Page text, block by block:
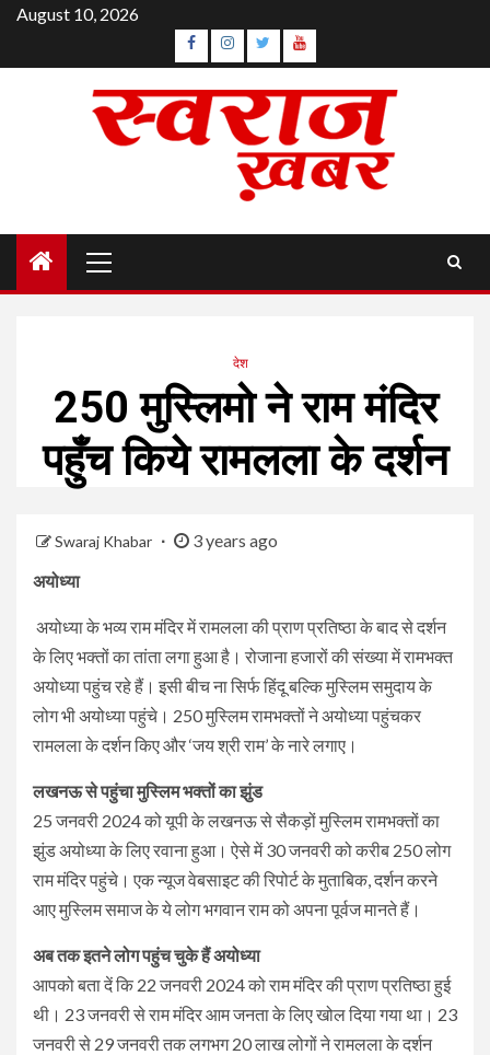
Skip
content
August 10, 2026
Facebook
Instagram
TwitterYouTube
Menu
देश
250 मुस्लिमो ने राम मंदिर
पहुँच किये रामलला के दर्शन
Swaraj Khabar
3 years ago
अयोध्या
अयोध्या के भव्य राम मंदिर में रामलला की प्राण प्रतिष्ठा के बाद से दर्शन
के लिए भक्तों का तांता लगा हुआ है। रोजाना हजारों की संख्या में रामभक्त
अयोध्या पहुंच रहे हैं। इसी बीच ना सिर्फ हिंदू बल्कि मुस्लिम समुदाय के
लोग भी अयोध्या पहुंचे। 250 मुस्लिम रामभक्तों ने अयोध्या पहुंचकर
रामलला के दर्शन किए और ‘जय श्री राम’ के नारे लगाए।
लखनऊ से पहुंचा मुस्लिम भक्तों का झुंड
25 जनवरी 2024 को यूपी के लखनऊ से सैकड़ों मुस्लिम रामभक्तों का
झुंड अयोध्या के लिए रवाना हुआ। ऐसे में 30 जनवरी को करीब 250 लोग
राम मंदिर पहुंचे। एक न्यूज वेबसाइट की रिपोर्ट के मुताबिक, दर्शन करने
आए मुस्लिम समाज के ये लोग भगवान राम को अपना पूर्वज मानते हैं।
अब तक इतने लोग पहुंच चुके हैं अयोध्या
आपको बता दें कि 22 जनवरी 2024 को राम मंदिर की प्राण प्रतिष्ठा हुई
थी। 23 जनवरी से राम मंदिर आम जनता के लिए खोल दिया गया था। 23
जनवरी से 29 जनवरी तक लगभग 20 लाख लोगों ने रामलला के दर्शन